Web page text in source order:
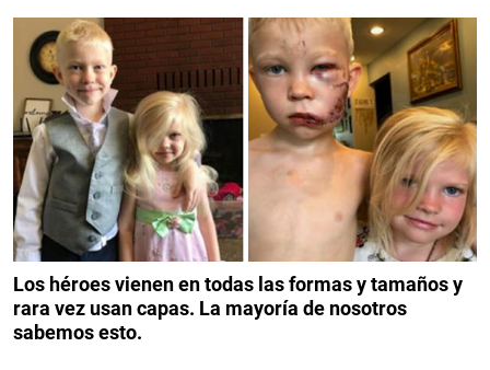
Los héroes vienen en todas las formas y tamaños y
rara vez usan capas. La mayoría de nosotros
sabemos esto.